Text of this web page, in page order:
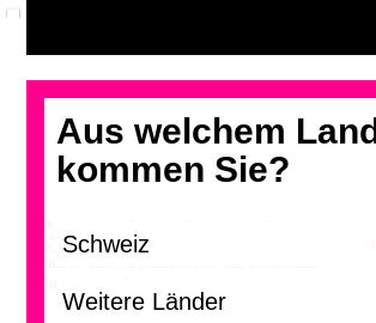
Aus welchem Land
kommen Sie?